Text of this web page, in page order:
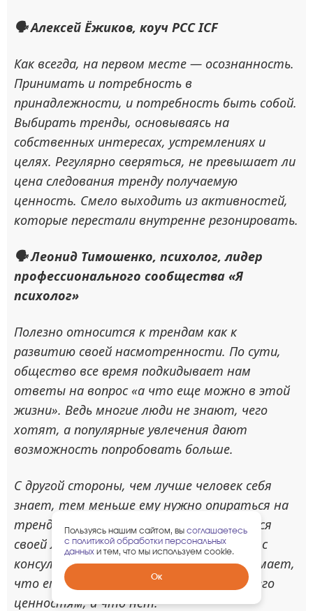
🗣 Алексей Ёжиков, коуч PCC ICF
Как всегда, на первом месте — осознанность.
Принимать и потребность в
принадлежности, и потребность быть собой.
Выбирать тренды, основываясь на
собственных интересах, устремлениях и
целях. Регулярно сверяться, не превышает ли
цена следования тренду получаемую
ценность. Смело выходить из активностей,
которые перестали внутренне резонировать.
🗣 Леонид Тимошенко, психолог, лидер
профессионального сообщества «Я
психолог»
Полезно относится к трендам как к
развитию своей насмотренности. По сути,
общество все время подкидывает нам
ответы на вопрос «а что еще можно в этой
жизни». Ведь многие люди не знают, чего
хотят, а популярные увлечения дают
возможность попробовать больше.
С другой стороны, чем лучше человек себя
знает, тем меньше ему нужно опираться на
тренды. Тот, кто постоянно занимается
своей личной психотерапией, работает с
консультантом или коучем, лучше понимает,
что ему по душе, что соответствует его
ценностям, а что нет.
Пользуясь нашим сайтом, вы соглашаетесь
с политикой обработки персональных
данных и тем, что мы используем cookie.
Ок